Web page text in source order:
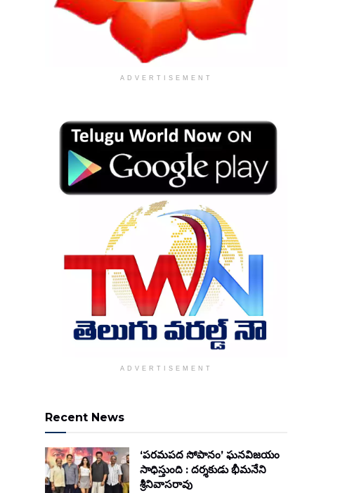
ADVERTISEMENT
ADVERTISEMENT
Recent News
‘పరమపద సోపానం’ ఘనవిజయం
సాధిస్తుంది : దర్శకుడు భీమనేని
శ్రీనివాసరావు